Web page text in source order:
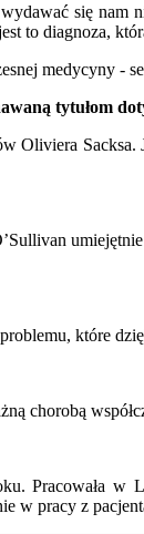
się
to diagnoza,
medycyny -
tytułom
Oliviera
które
chorobą
Pracowała
w pracy z